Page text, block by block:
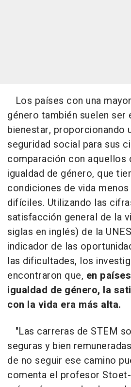
Los países con una
género también suelen ser
bienestar, proporcionando
seguridad social para sus
comparación con aquellos
igualdad de género, que
condiciones de vida
difíciles. Utilizando las
satisfacción general de la
siglas en inglés) de la
indicador de las
las dificultades, los
encontraron que, en
igualdad de género, la
con la vida era más alta.
"Las carreras de STEM
seguras y bien
de no seguir ese camino
comenta el profesor